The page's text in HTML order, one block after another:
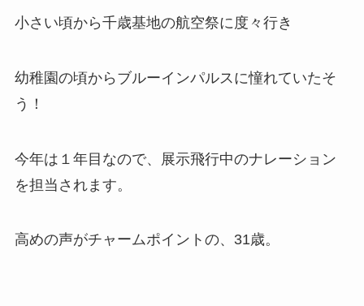
小さい頃から千歳基地の航空祭に度々行き
幼稚園の頃からブルーインパルスに憧れていたそ
う！
今年は１年目なので、展示飛行中のナレーション
を担当されます。
高めの声がチャームポイントの、31歳。